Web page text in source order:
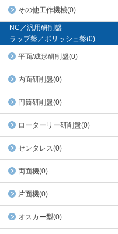
その他工作機械(0)
NC／汎用研削盤
ラップ盤／ポリッシュ盤(0)
平面/成形研削盤(0)
内面研削盤(0)
円筒研削盤(0)
ローターリー研削盤(0)
センタレス(0)
両面機(0)
片面機(0)
オスカー型(0)